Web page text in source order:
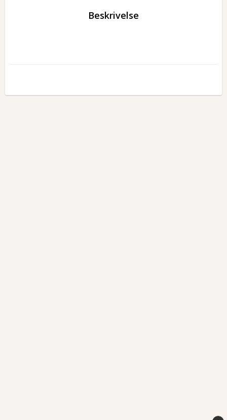
Beskrivelse